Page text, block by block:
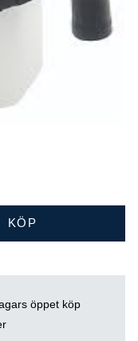
KÖP
öppet köp